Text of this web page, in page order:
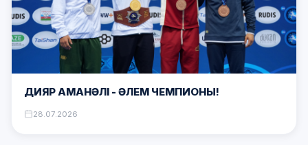
ДИЯР АМАНӘЛІ – ӘЛЕМ ЧЕМПИОНЫ!
28.07.2026